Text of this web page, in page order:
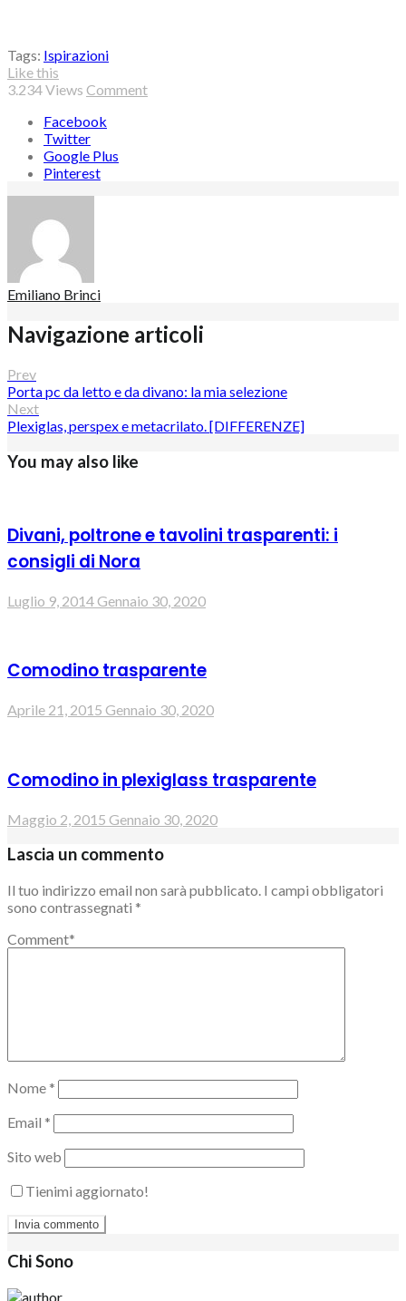
Tags: Ispirazioni
Like this
3.234Views Comment
Facebook
Twitter
Google Plus
Pinterest
Emiliano Brinci
Navigazione articoli
Prev
Porta pc da letto e da divano: la mia selezione
Next
Plexiglas, perspex e metacrilato. [DIFFERENZE]
You may also like
Divani, poltrone e tavolini trasparenti: i
consigli di Nora
Luglio 9, 2014Gennaio 30, 2020
Comodino trasparente
Aprile 21, 2015 Gennaio 30, 2020
Comodino in plexiglass trasparente
Maggio 2, 2015 Gennaio 30, 2020
Lascia un commento
Il tuo indirizzo email non sarà pubblicato. I campi obbligatori
sono contrassegnati *
Comment*
Nome *
Email *
Sito web
Tienimi aggiornato!
Chi Sono